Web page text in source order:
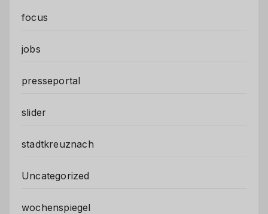
focus
jobs
presseportal
slider
stadtkreuznach
Uncategorized
wochenspiegel